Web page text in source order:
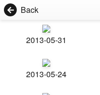
Back
2013-05-31
2013-05-24